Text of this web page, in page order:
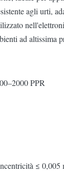
agli urti,
ad altissima
PPR
≤ 0,005